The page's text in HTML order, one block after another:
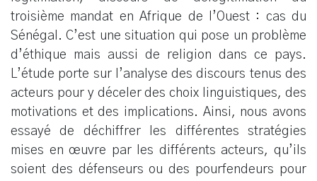
troisième mandat en Afrique de l’Ouest : cas du
Sénégal. C’est une situation qui pose un problème
d’éthique mais aussi de religion dans ce pays.
L’étude porte sur l’analyse des discours tenus des
acteurs pour y déceler des choix linguistiques, des
motivations et des implications. Ainsi, nous avons
essayé de déchiffrer les différentes stratégies
mises en œuvre par les différents acteurs, qu’ils
soient des défenseurs ou des pourfendeurs pour